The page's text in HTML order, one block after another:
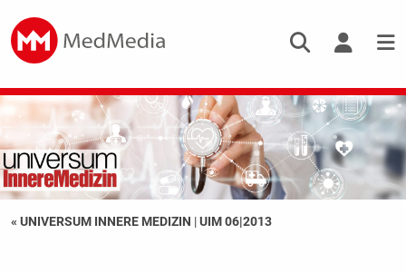
« UNIVERSUM INNERE MEDIZIN |UIM 06|2013